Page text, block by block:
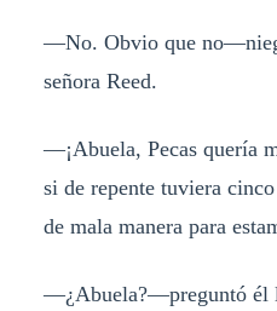
—No. Obvio que
señora Reed.
—¡Abuela, Pecas quería
si de repente tuviera
de mala manera para
—¿Abuela?—preguntó él